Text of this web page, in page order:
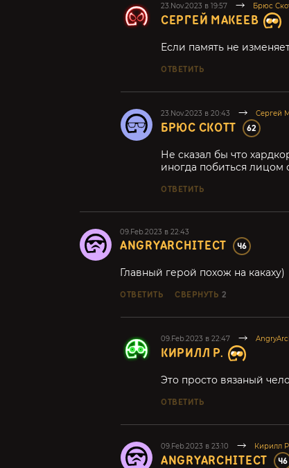
23.Nov.2023 в 19:57 Брюс
СЕРГЕЙ МАКЕЕВ
Если память не
ОТВЕТИТЬ
23.Nov.2023 в 20:43 Сергей
БРЮС СКОТТ 62
Не сказал бы что
иногда побиться
ОТВЕТИТЬ
09.Feb.2023 в 22:43
ANGRYARCHITECT 46
Главный герой похож на какаху)
ОТВЕТИТЬ СВЕРНУТЬ 2
09.Feb.2023 в 22:47
КИРИЛЛ Р.
Это просто вязаный
ОТВЕТИТЬ
09.Feb.2023 в 23:10 Кирилл
ANGRYARCHITECT 46